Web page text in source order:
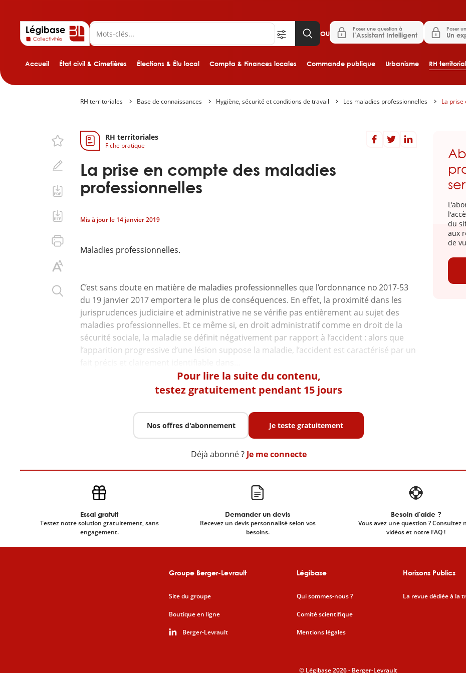
Aller au contenu principal
Accueil État civil & Cimetières Élections & Élu local Compta & Finances locales Commande publique Urbanisme RH
OU
Poser une question à
l’Assistant Intelligent
Poser
Un
RH territoriales Base de connaissances Hygiène, sécurité et conditions de travail Les maladies professionnelles La prise
RH territoriales
Fiche pratique
La prise en compte des maladies
professionnelles
Mis à jour le 14 janvier 2019
Maladies professionnelles.
C’est sans doute en matière de maladies professionnelles que l’ordonnance no 2017-53
du 19 janvier 2017 emportera le plus de conséquences. En effet, la proximité dans les
jurisprudences judiciaire et administrative ne se vérifie pas entièrement au sujet des
maladies professionnelles. Et ce même si, en droit administratif comme en droit de la
sécurité sociale, la maladie se définit négativement par rapport à l’accident : alors que
l’apparition progressive d’une lésion suppose la maladie, l’accident est caractérisé par un
Pour lire la suite du contenu,
testez gratuitement pendant 15 jours
Nos offres d'abonnement Je teste gratuitement
Déjà abonné ? Je me connecte
du
aux
de
Essai gratuit
Testez notre solution gratuitement, sans
engagement.
Demander un devis
Recevez un devis personnalisé selon vos
besoins.
Besoin d'aide ?
Vous avez une question ? Consultez
vidéos et notre FAQ !
Groupe Berger-Levrault
Site du groupe
Boutique en ligne
Berger-Levrault
Légibase
Qui sommes-nous ?
Comité scientifique
Mentions légales
Horizons Publics
La revue dédiée à la
© Légibase 2026 - Berger-Levrault